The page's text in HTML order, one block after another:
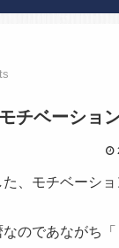
チベーショ
、モチベーシ
のであながち